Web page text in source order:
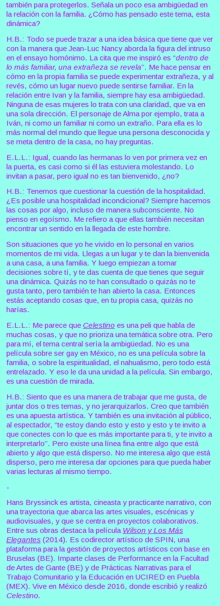
también para protegerlos. Señala un poco esa ambigüedad en
la relación con la familia. ¿Cómo has pensado este tema, esta
dinámica?
H.B.: Todo se puede trazar a una idea básica que tiene que ver
con la manera que Jean-Luc Nancy aborda la figura del intruso
en el ensayo homónimo. La cita que me inspiró es “dentro de
lo más familiar, una extrañeza se revela”. Me hace pensar en
cómo en la propia familia se puede experimentar extrañeza, y al
revés, cómo un lugar nuevo puede sentirse familiar. En la
relación entre Ivan y la familia, siempre hay esa ambigüedad.
Ninguna de esas mujeres lo trata con una claridad, que va en
una sola dirección. El personaje de Alma por ejemplo, trata a
Iván, ni como un familiar ni como un extraño. Para ella es lo
más normal del mundo que llegue una persona desconocida y
se meta dentro de la casa, no hay preguntas.
E.L.L.: Igual, cuando las hermanas lo ven por primera vez en
la puerta, es casi como si él las estuviera molestando. Lo
invitan a pasar, pero igual no es tan bienvenido, ¿no?
H.B.: Tenemos que cuestionar la cuestión de la hospitalidad.
¿Es posible una hospitalidad incondicional? Siempre hacemos
las cosas por algo, incluso de manera subconsciente. No
pienso en egoísmo. Me refiero a que ellas también necesitan
encontrar un sentido en la llegada de este hombre.
Son situaciones que yo he vivido en lo personal en varios
momentos de mi vida. Llegas a un lugar y te dan la bienvenida
a una casa, a una familia. Y luego empiezan a tomar
decisiones sobre tí, y te das cuenta de que tienes que seguir
una dinámica. Quizás no te han consultado o quizás no te
gusta tanto, pero también te han abierto la casa. Entonces
estás aceptando cosas que, en tu propia casa, quizás no
harías.
E.L.L.: Me parece que Celestino es una peli que habla de
muchas cosas, y que no prioriza una temática sobre otra. Pero
para mí, el tema central sería la ambigüedad. No es una
película sobre ser gay en México, no es una película sobre la
familia, o sobre la espiritualidad, el nahualismo, pero todo está
entrelazado. Y eso le da una unidad a la película. Sin embargo,
es una cuestión de mirada.
H.B.: Siento que es una manera de trabajar que me gusta, de
juntar dos o tres temas, y no jerarquizarlos. Creo que también
es una apuesta artística. Y también es una invitación al público,
al espectador, “te estoy dando esto y esto y esto y te invito a
que conectes con lo que es más importante para ti, y te invito a
interpretarlo”. Pero existe una línea fina entre algo que está
abierto y algo que está disperso. No me interesa algo que está
disperso, pero me interesa dar opciones para que pueda haber
varias lecturas al mismo tiempo.
-
Hans Bryssinck es artista, cineasta y practicante narrativo, con
una trayectoria que abarca las artes visuales, escénicas y
audiovisuales, y que se centra en proyectos colaborativos.
Entre sus obras destaca la película Wilson y Los Más
Elegantes(2014). Es codirector artístico de SPIN, una
plataforma para la gestión de proyectos artísticos con base en
Bruselas (BE). Imparte clases de Performance en la Facultad
de Artes de Gante (BE) y de Prácticas Narrativas para el
Trabajo Comunitario y la Educación en UCIRED en Puebla
(MEX). Vive en México desde 2016, donde escribió y realizó
Celestino.